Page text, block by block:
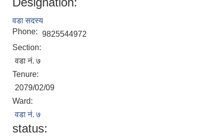
वडा सदस्य
Phone: 9825544972
Section:
वडा नं. ७
Tenure:
2079/02/09
Ward:
वडा नं. ७
status: